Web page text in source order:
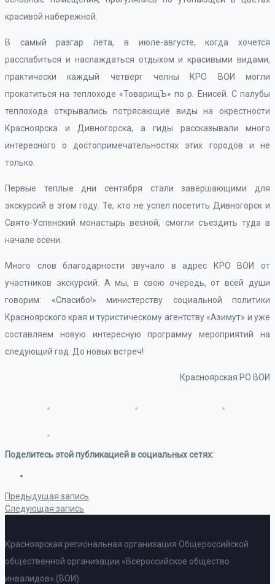
красивой набережной.
В самый разгар лета, в июле-августе, когда хочется
расслабиться и наслаждаться отдыхом и красивыми видами,
практически каждый четверг челны КРО ВОИ могли
прокатиться на теплоходе «ТоварищЪ» по р. Енисей. С палубы
теплохода открывались потрясающие виды на окрестности
Красноярска и Дивногорска, а гиды рассказывали много
интересного о достопримечательностях этих городов и не
только.
Первые теплые дни сентября стали завершающими для
экскурсий в этом году. Те, кто не успел посетить Дивногорск и
Свято-Успенский монастырь весной, смогли съездить туда в
начале осени.
Много слов благодарности звучало в адрес КРО ВОИ от
участников экскурсий. А мы, в свою очередь, от всей души
говорим: «Спасибо!» министерству социальной политики
Красноярского края и туристическому агентству «Азимут» и уже
составляем новую интересную программу мероприятий на
следующий год. До новых встреч!
Красноярская РО ВОИ
Поделитесь этой публикацией в социальных сетях:
Предыдущая запись
Следующая запись
Красноярская региональная организация Общероссийской
общественной организации «Всероссийское общество
инвалидов» (ВОИ).